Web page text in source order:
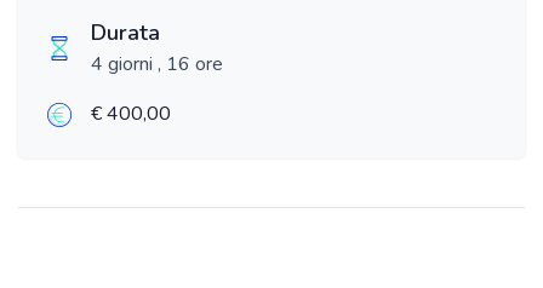
Durata
4 giorni , 16 ore
€ 400,00